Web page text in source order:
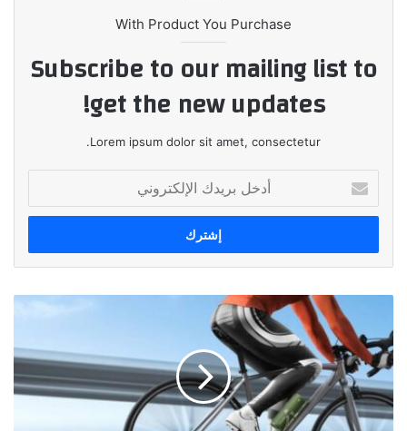
With Product You Purchase
Subscribe to our mailing list to
get the new updates!
Lorem ipsum dolor sit amet, consectetur.
بريدك
الإلكتروني
نوعه
لهواوي
بالتعاون
مع
Devialet..